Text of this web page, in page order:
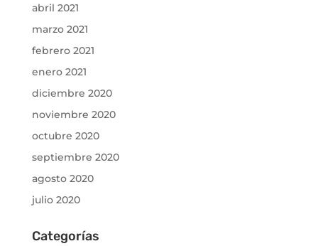
abril 2021
marzo 2021
febrero 2021
enero 2021
diciembre 2020
noviembre 2020
octubre 2020
septiembre 2020
agosto 2020
julio 2020
Categorías